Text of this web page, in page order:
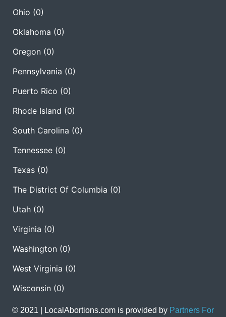
Ohio (0)
Oklahoma (0)
Oregon (0)
Pennsylvania (0)
Puerto Rico (0)
Rhode Island (0)
South Carolina (0)
Tennessee (0)
Texas (0)
The District Of Columbia (0)
Utah (0)
Virginia (0)
Washington (0)
West Virginia (0)
Wisconsin (0)
© 2021 | LocalAbortions.com is provided by Partners For